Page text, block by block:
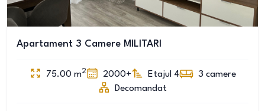
Apartament 3 Camere MILITARI
75.00 m2 2000+ Etajul 4 3 camere
Decomandat